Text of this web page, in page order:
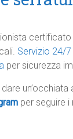
Servizio 24/
per sicurezza
per seguire i